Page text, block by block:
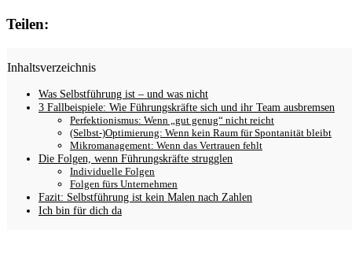
Teilen:
Inhaltsverzeichnis
Was Selbstführung ist – und was nicht
3 Fallbeispiele: Wie Führungskräfte sich und ihr Team ausbremsen
Perfektionismus: Wenn „gut genug“ nicht reicht
(Selbst-)Optimierung: Wenn kein Raum für Spontanität bleibt
Mikromanagement: Wenn das Vertrauen fehlt
Die Folgen, wenn Führungskräfte strugglen
Individuelle Folgen
Folgen fürs Unternehmen
Fazit: Selbstführung ist kein Malen nach Zahlen
Ich bin für dich da